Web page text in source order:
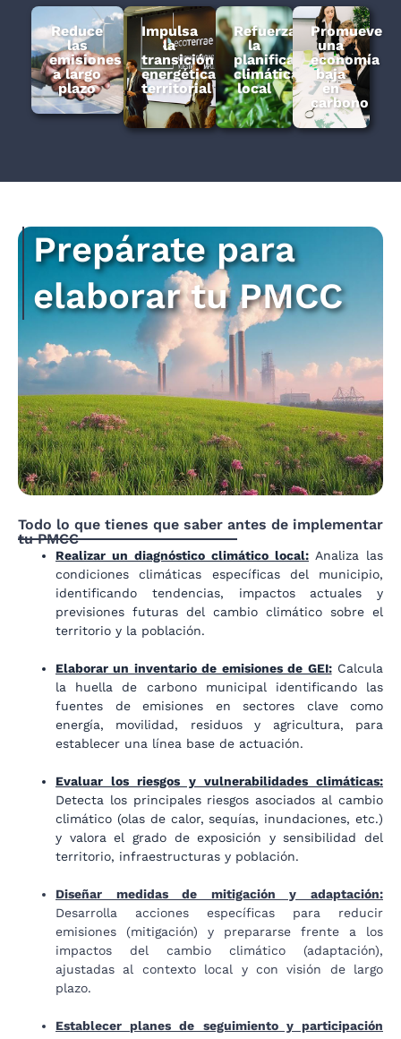
Reduce
las
emisiones
a largo
plazo
Impulsa
la
transición
energética
territorial
Refuerza
la
planificación
climática
local
Promueve
una
economía
baja
en
carbono
Prepárate para
elaborar tu PMCC
Todo lo que tienes que saber antes de implementar
tu PMCC
Realizar un diagnóstico climático local: Analiza las
condiciones climáticas específicas del municipio,
identificando tendencias, impactos actuales y
previsiones futuras del cambio climático sobre el
territorio y la población.
Elaborar un inventario de emisiones de GEI:Calcula
la huella de carbono municipal identificando las
fuentes de emisiones en sectores clave como
energía, movilidad, residuos y agricultura, para
establecer una línea base de actuación.
Evaluar los riesgos y vulnerabilidades climáticas:
Detecta los principales riesgos asociados al cambio
climático (olas de calor, sequías, inundaciones, etc.)
y valora el grado de exposición y sensibilidad del
territorio, infraestructuras y población.
Diseñar medidas de mitigación y adaptación:
Desarrolla acciones específicas para reducir
emisiones (mitigación) y prepararse frente a los
impactos del cambio climático (adaptación),
ajustadas al contexto local y con visión de largo
plazo.
Establecer planes de seguimiento y participación